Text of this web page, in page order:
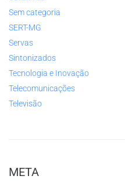
Sem categoria
SERT-MG
Servas
Sintonizados
Tecnologia e Inovação
Telecomunicações
Televisão
META